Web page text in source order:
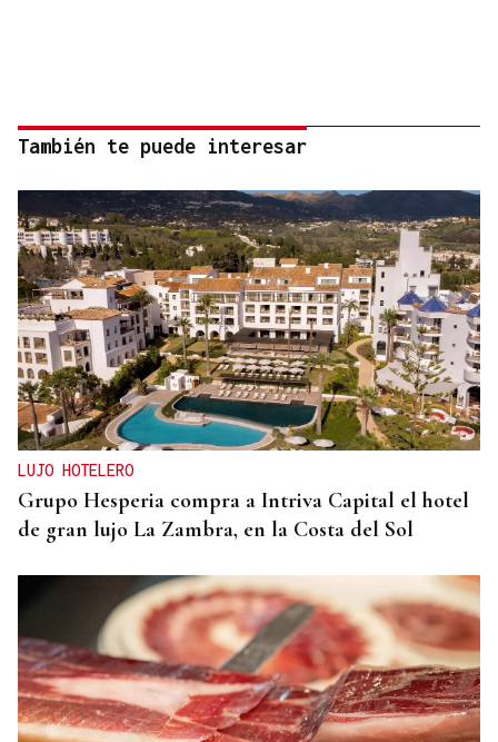
También te puede interesar
LUJO HOTELERO
Grupo Hesperia compra a Intriva Capital el hotel
de gran lujo La Zambra, en la Costa del Sol